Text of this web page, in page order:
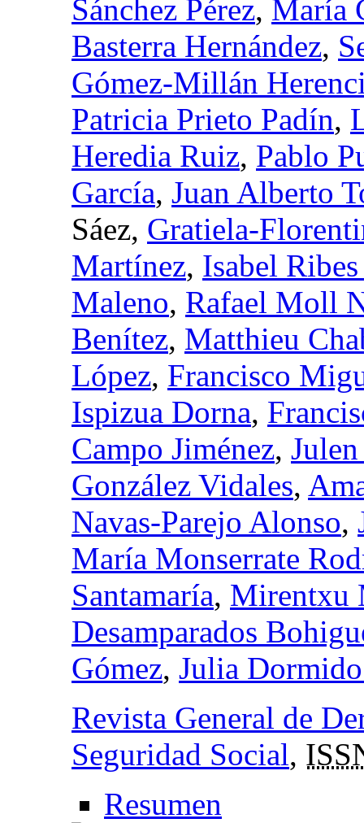
Sánchez Pérez, María
Basterra Hernández,
Gómez-Millán
Patricia Prieto Padín,
Heredia Ruiz, Pablo
García, Juan Alberto
Sáez, Gratiela-
Martínez, Isabel
Maleno, Rafael Moll
Benítez, Matthieu
López, Francisco
Ispizua Dorna,
Campo Jiménez,
González Vidales,
Navas-Parejo Alonso,
María Monserrate
Santamaría, Mirentxu
Desamparados
Gómez, Julia
Revista General de
Seguridad Social,
Resumen